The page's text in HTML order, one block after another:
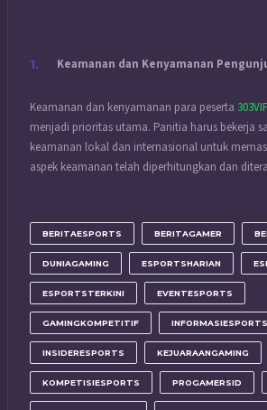
Keamanan dan Kenyamanan
Keamanan dan kenyamanan para peserta
menjadi prioritas utama. Panitia harus bekerja
keamanan lokal dan internasional untuk
aspek keamanan telah diperhitungkan dan
BERITAESPORTS BERITAGAMER
DUNIAGAMING ESPORTSHARIAN
ESPORTSTERKINI EVENTESPORTS
GAMINGKOMPETITIF INFORMASIESPORTS
INSIDERESPORTS KEJUARAANGAMING
KOMPETISIESPORTS PROGAMERSID